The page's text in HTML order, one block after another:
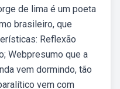
de lima é um poeta
brasileiro, que
Reflexão
Webpresumo que a
vem dormindo, tão
vem com